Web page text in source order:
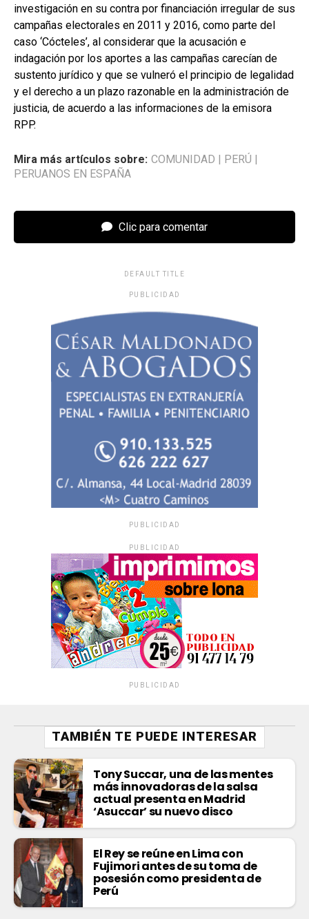
investigación en su contra por financiación irregular de sus
campañas electorales en 2011 y 2016, como parte del
caso ‘Cócteles’, al considerar que la acusación e
indagación por los aportes a las campañas carecían de
sustento jurídico y que se vulneró el principio de legalidad
y el derecho a un plazo razonable en la administración de
justicia, de acuerdo a las informaciones de la emisora
RPP.
Mira más artículos sobre: COMUNIDAD PERÚ
PERUANOS EN ESPAÑA
Clic para comentar
DEFAULT TITLE
PUBLICIDAD
PUBLICIDAD
PUBLICIDAD
PUBLICIDAD
TAMBIÉN TE PUEDE INTERESAR
Tony Succar, una de las mentes
más innovadoras de la salsa
actual presenta en Madrid
‘Asuccar’ su nuevo disco
El Rey se reúne en Lima con
Fujimori antes de su toma de
posesión como presidenta de
Perú